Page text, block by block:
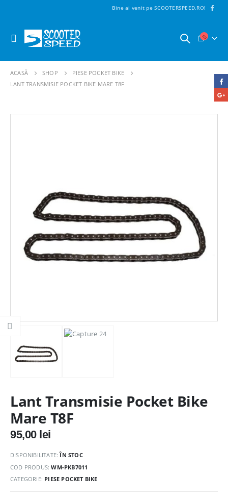
Bine ai venit pe SCOOTERSPEED.RO!
ACASĂ SHOP
PIESE POCKET BIKE
LANT TRANSMISIE POCKET BIKE MARE T8F
Lant Transmisie Pocket Bike
Mare T8F
95,00 lei
DISPONIBILITATE:ÎN STOC
COD PRODUS:WM-PKB7011
CATEGORIE: PIESE POCKET BIKE